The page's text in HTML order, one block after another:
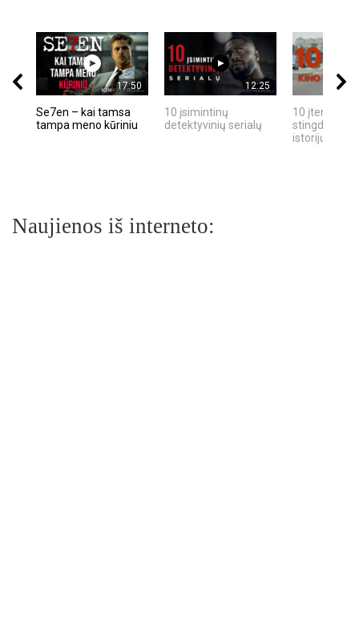
17:50
Se7en – kai tamsa
tampa meno kūriniu
12:25
10 įsimintinų
detektyvinių serialų
10 įtemptų,
stingdančių
istorijų
Naujienos iš interneto: